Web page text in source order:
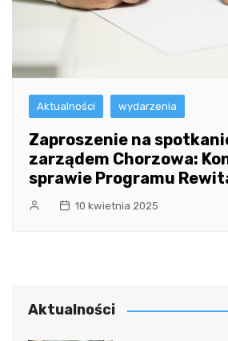
Aktualności wydarzenia
Zaproszenie na
zarządem Chorzowa:
sprawie Programu
10 kwietnia 2025
Aktualności